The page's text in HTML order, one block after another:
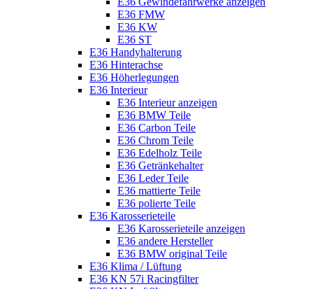
E36 FMW
E36 KW
E36 ST
E36 Handyhalterung
E36 Hinterachse
E36 Höherlegungen
E36 Interieur
E36 Interieur anzeigen
E36 BMW Teile
E36 Carbon Teile
E36 Chrom Teile
E36 Edelholz Teile
E36 Getränkehalter
E36 Leder Teile
E36 mattierte Teile
E36 polierte Teile
E36 Karosserieteile
E36 Karosserieteile anzeigen
E36 andere Hersteller
E36 BMW original Teile
E36 Klima / Lüftung
E36 KN 57i Racingfilter